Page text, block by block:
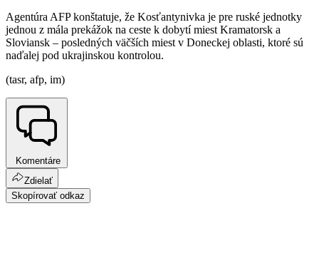
Agentúra AFP konštatuje, že Kosťantynivka je pre ruské jednotky
jednou z mála prekážok na ceste k dobytí miest Kramatorsk a
Sloviansk – posledných väčších miest v Doneckej oblasti, ktoré sú
naďalej pod ukrajinskou kontrolou.
(tasr, afp, im)
Komentáre
Zdielať
Skopírovať odkaz